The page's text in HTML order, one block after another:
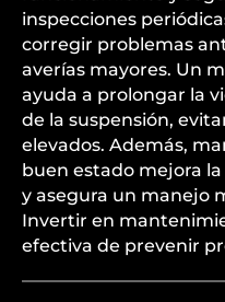
inspecciones
corregir problemas
averías mayores. Un
ayuda a prolongar la
de la suspensión,
elevados. Además,
buen estado mejora
y asegura un manejo
Invertir en
efectiva de prevenir